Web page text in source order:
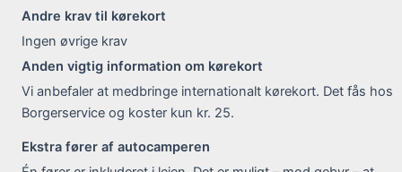
Andre krav til kørekort
Ingen øvrige krav
Anden vigtig information om kørekort
Vi anbefaler at medbringe internationalt kørekort. Det fås hos
Borgerservice og koster kun kr. 25.
Ekstra fører af autocamperen